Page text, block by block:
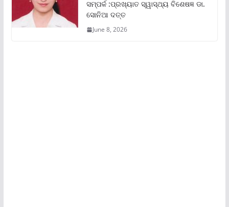
ସମ୍ପର୍କ :ପ୍ରଖ୍ୟାତ ସ୍ୱାସ୍ଥ୍ୟ ବିଶେଷଜ୍ଞ ଡା.
ସୋନିଆ ଦତ୍ତ
June 8, 2026